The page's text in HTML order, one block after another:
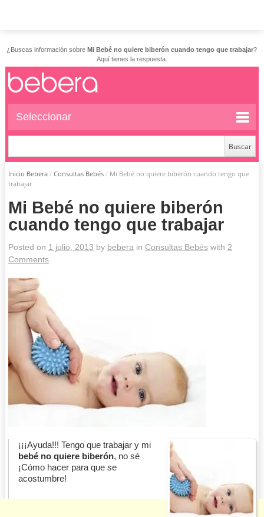
¿Buscas información sobre Mi Bebé no quiere biberón cuando tengo que trabajar?
Aquí tienes la respuesta.
Seleccionar
Inicio Bebera / Consultas Bebés / Mi Bebé no quiere biberón cuando tengo que
trabajar
Mi Bebé no quiere biberón
cuando tengo que trabajar
Posted on 1 julio, 2013 by bebera in Consultas Bebés with 2
Comments
¡¡¡Ayuda!!! Tengo que trabajar y mi
bebé no quiere biberón, no sé
¡Cómo hacer para que se
acostumbre!